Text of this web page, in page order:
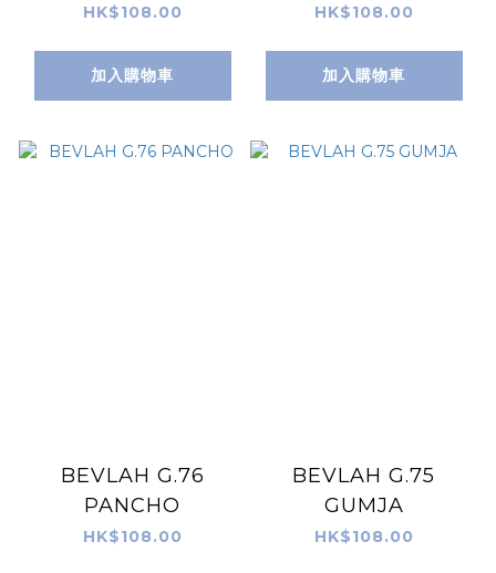
HK$108.00
加入購物車
HK$108.00
加入購物車
BEVLAH G.76
PANCHO
HK$108.00
BEVLAH G.75
GUMJA
HK$108.00